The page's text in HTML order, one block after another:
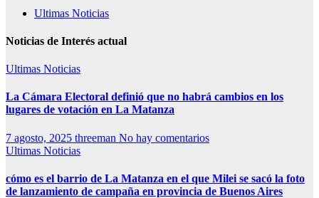
Ultimas Noticias
Noticias de Interés actual
Ultimas Noticias
La Cámara Electoral definió que no habrá cambios en los
lugares de votación en La Matanza
7 agosto, 2025 threeman No hay comentarios
Ultimas Noticias
cómo es el barrio de La Matanza en el que Milei se sacó la foto
de lanzamiento de campaña en provincia de Buenos Aires